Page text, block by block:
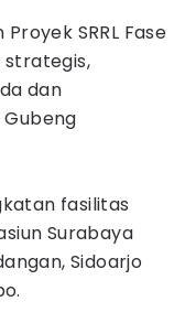
SRRL Fase
dan
fasilitas
Surabaya
Sidoarjo